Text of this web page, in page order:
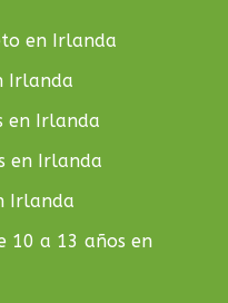
en Irlanda
Irlanda
en Irlanda
en Irlanda
Irlanda
10 a 13 años en